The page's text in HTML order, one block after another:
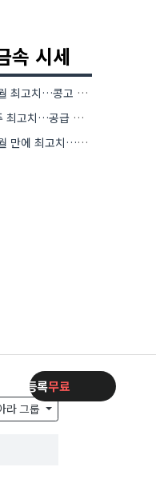
속 시세
[비철금속 시황] 구리 6개월 최고치…콩고 수출 규제에 공급 우려 확대
[비철금속 시황] 구리 12주 최고치…공급 부족 우려에 강세
[비철금속 시황] 구리 2개월 만에 최고치…재고 감소에 공급 부족 우려 확대
제품등록무료
라 그룹